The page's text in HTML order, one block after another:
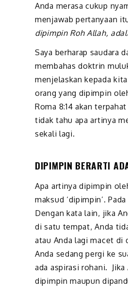
Anda merasa cukup
menjawab pertanyaan
dipimpin Roh Allah,
Saya berharap saudara
membahas doktrin
menjelaskan kepada
orang yang dipimpin
Roma 8:14 akan
tidak tahu apa artinya
sekali lagi.
DIPIMPIN BERARTI
Apa artinya dipimpin
maksud ‘dipimpin’.
Dengan kata lain, jika
di satu tempat, Anda
atau Anda lagi macet di
Anda sedang pergi ke
ada aspirasi rohani.
dipimpin maupun